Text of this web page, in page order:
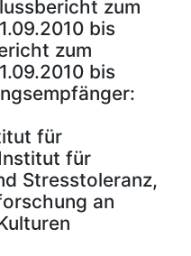
zum
bis
zum
bis
für
für
Stresstoleranz,
an